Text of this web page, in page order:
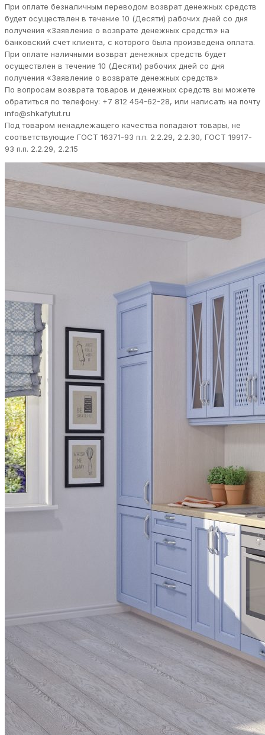
При оплате безналичным переводом возврат денежных средств
будет осуществлен в течение 10 (Десяти) рабочих дней со дня
получения «Заявление о возврате денежных средств» на
банковский счет клиента, с которого была произведена оплата.
При оплате наличными возврат денежных средств будет
осуществлен в течение 10 (Десяти) рабочих дней со дня
получения «Заявление о возврате денежных средств»
По вопросам возврата товаров и денежных средств вы можете
обратиться по телефону: +7 812 454-62-28, или написать на почту
info@shkafytut.ru
Под товаром ненадлежащего качества попадают товары, не
соответствующие ГОСТ 16371-93 п.п. 2.2.29, 2.2.30, ГОСТ 19917-
93 п.п. 2.2.29, 2.2.15